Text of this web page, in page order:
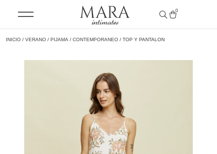
0
INICIO / VERANO / PIJAMA / CONTEMPORANEO / TOP Y PANTALON